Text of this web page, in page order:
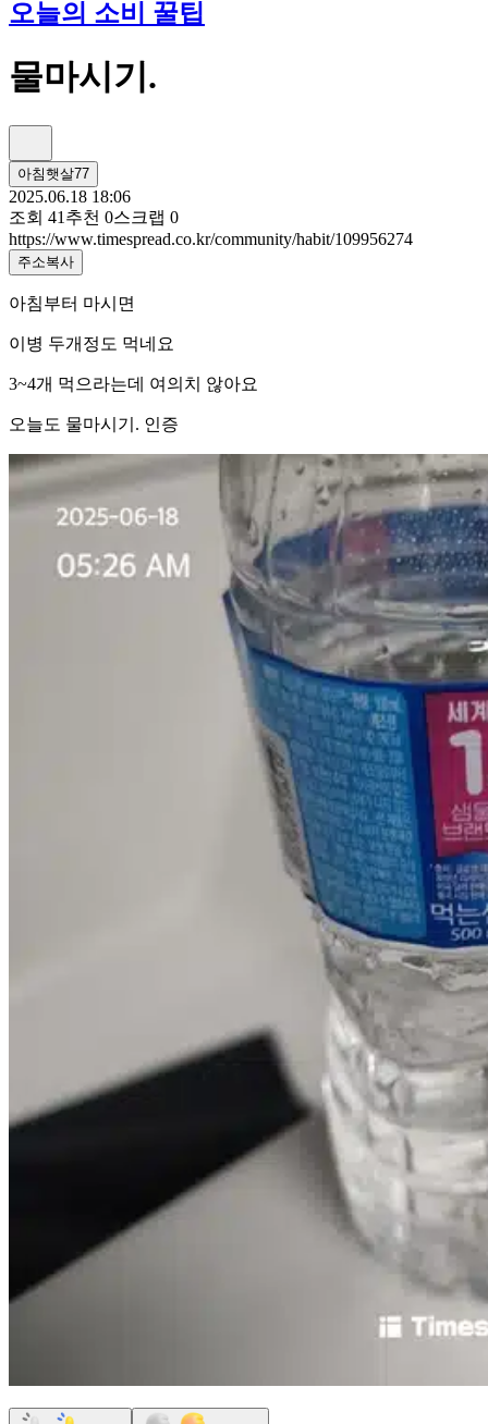
오늘의 소비 꿀팁
물마시기.
아침햇살77
2025.06.18 18:06
조회 41 추천 0스크랩 0
https://www.timespread.co.kr/community/habit/109956274
주소복사
아침부터 마시면
이병 두개정도 먹네요
3~4개 먹으라는데 여의치 않아요
오늘도 물마시기. 인증